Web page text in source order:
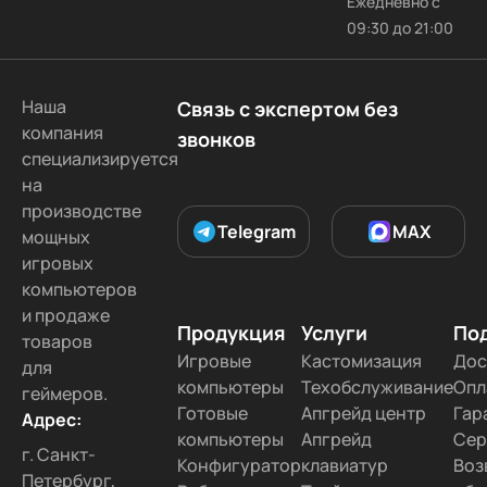
09:30 до 21:00
Наша
компания
специализируется
на
производстве
мощных
игровых
компьютеров
и продаже
товаров
для
геймеров.
Адрес:
г. Санкт-
Петербург,
Связь с экспертом без
звонков
Telegram MAX
Продукция
Игровые
компьютеры
Готовые
компьютеры
Конфигуратор
Услуги
Кастомизация
Техобслуживание
Апгрейд центр
Апгрейд
клавиатур